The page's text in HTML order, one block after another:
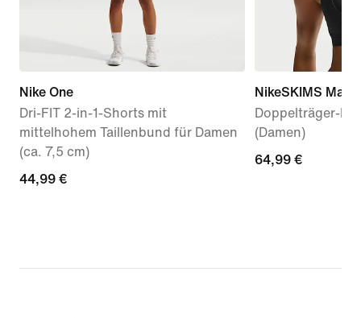
Nike One
Dri-FIT 2-in-1-Shorts mit
mittelhohem Taillenbund für Damen
(ca. 7,5 cm)
44,99 €
44,99 €
NikeSKIMS Matte
Doppelträger-
(Damen)
64,99 €
64,99 €